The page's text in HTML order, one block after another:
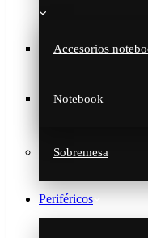
Accesorios
Notebook
Sobremesa
Periféricos